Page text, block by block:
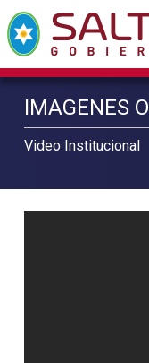
IMAGENES
Video Institucional